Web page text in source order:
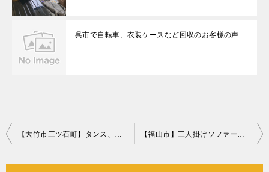
呉市で自転車、衣装ケースなど回収のお客様の声
投
【大竹市三ツ石町】タンス、クローゼット、仏壇、婚礼ダンス等の回収 【福山市】三人掛けソファー、マットレス付きシングルベッド等の回収